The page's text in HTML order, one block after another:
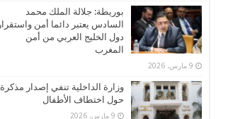
بوريطة: جلالة الملك محمد
السادس يعتبر دائما أمن واستقرار
دول الخليج العربي من أمن
المغرب
9 مارس، 2026
وزارة الداخلية تنفي إصدار مذكرة
حول اختطاف الأطفال
9 مارس، 2026